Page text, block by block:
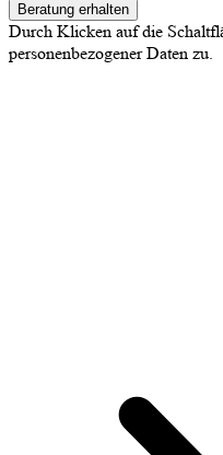
Beratung erhalten
Durch Klicken auf die
personenbezogener Daten zu.